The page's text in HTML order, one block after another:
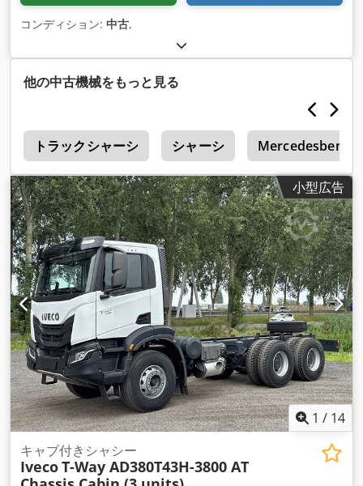
コンディション: 中古,
他の中古機械をもっと見る
トラックシャーシ シャーシ Mercedesbenz
小型広告
1 / 14
キャブ付きシャシー
IvecoT-Way AD380T43H-3800 AT